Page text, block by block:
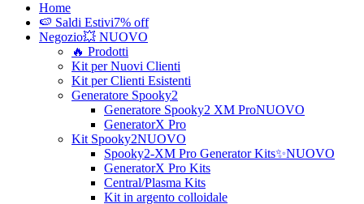
Home
🍉 Saldi Estivi7% off
Negozio💥 NUOVO
🔥 Prodotti
Kit per Nuovi Clienti
Kit per Clienti Esistenti
Generatore Spooky2
Generatore Spooky2 XM ProNUOVO
GeneratorX Pro
Kit Spooky2NUOVO
Spooky2-XM Pro Generator Kits✨NUOVO
GeneratorX Pro Kits
Central/Plasma Kits
Kit in argento colloidale